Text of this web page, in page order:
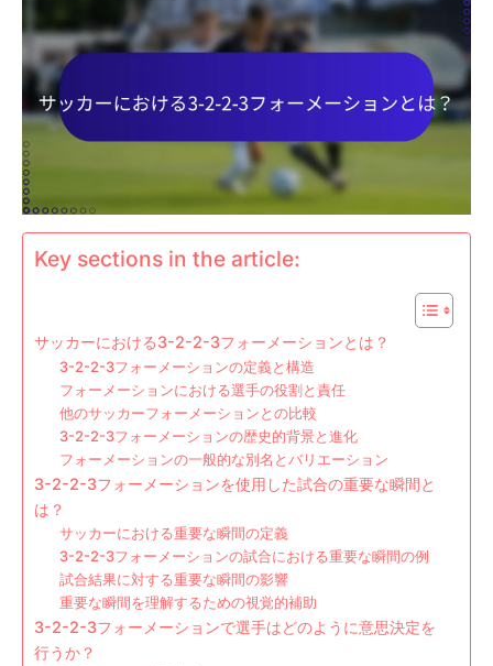
Key sections in the article:
サッカーにおける3-2-2-3フォーメーションとは？
3-2-2-3フォーメーションの定義と構造
フォーメーションにおける選手の役割と責任
他のサッカーフォーメーションとの比較
3-2-2-3フォーメーションの歴史的背景と進化
フォーメーションの一般的な別名とバリエーション
3-2-2-3フォーメーションを使用した試合の重要な瞬間と
は？
サッカーにおける重要な瞬間の定義
3-2-2-3フォーメーションの試合における重要な瞬間の例
試合結果に対する重要な瞬間の影響
重要な瞬間を理解するための視覚的補助
3-2-2-3フォーメーションで選手はどのように意思決定を
行うか？